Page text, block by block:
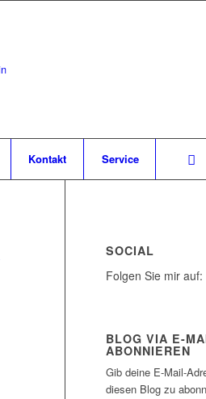
Kontakt Service
SOCIAL
Folgen Sie mir auf:
BLOG VIA E-
ABONNIEREN
Gib deine E-Mail-
diesen Blog zu